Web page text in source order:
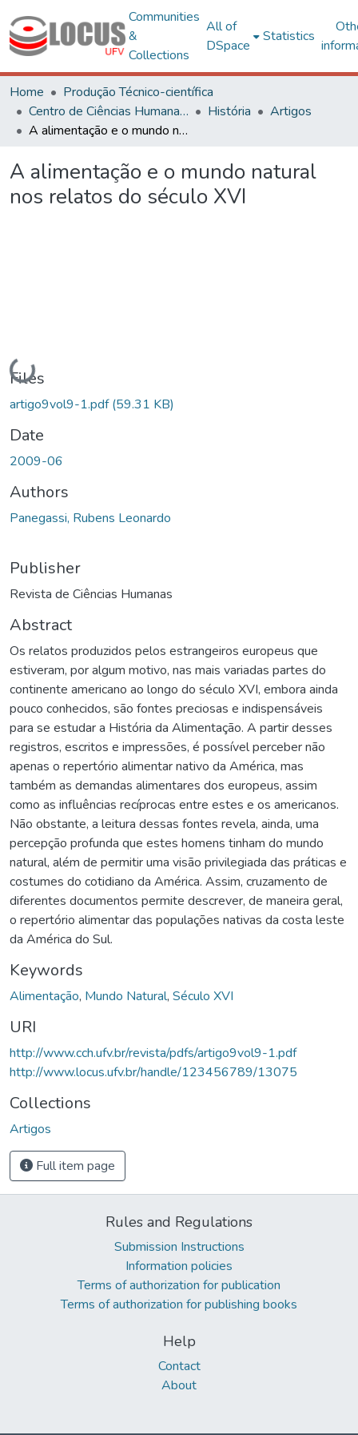
Communities
&
Collections
All of
DSpace
Statistics
Home
Produção Técnico-científica
Centro de Ciências Humanas, Letras e Artes
História
Artigos
A alimentação e o mundo natural nos relatos do século XVI
A alimentação e o mundo natural
nos relatos do século XVI
Loading...
Files
artigo9vol9-1.pdf(59.31 KB)
Date
2009-06
Authors
Panegassi, Rubens Leonardo
Publisher
Revista de Ciências Humanas
Abstract
Os relatos produzidos pelos estrangeiros europeus que
estiveram, por algum motivo, nas mais variadas partes do
continente americano ao longo do século XVI, embora ainda
pouco conhecidos, são fontes preciosas e indispensáveis
para se estudar a História da Alimentação. A partir desses
registros, escritos e impressões, é possível perceber não
apenas o repertório alimentar nativo da América, mas
também as demandas alimentares dos europeus, assim
como as influências recíprocas entre estes e os americanos.
Não obstante, a leitura dessas fontes revela, ainda, uma
percepção profunda que estes homens tinham do mundo
natural, além de permitir uma visão privilegiada das práticas e
costumes do cotidiano da América. Assim, cruzamento de
diferentes documentos permite descrever, de maneira geral,
o repertório alimentar das populações nativas da costa leste
da América do Sul.
Keywords
Alimentação, Mundo Natural, Século XVI
URI
http://www.cch.ufv.br/revista/pdfs/artigo9vol9-1.pdf
http://www.locus.ufv.br/handle/123456789/13075
Collections
Artigos
Full item page
Rules and Regulations
Submission Instructions
Information policies
Terms of authorization for publication
Terms of authorization for publishing books
Help
Contact
About